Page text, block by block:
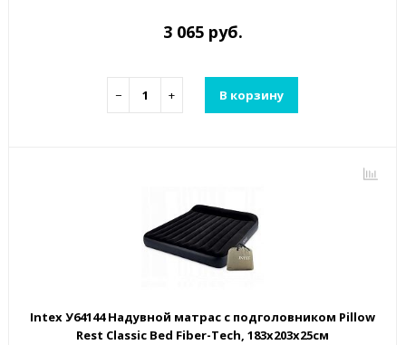
3 065 руб.
− + В корзину
Intex У64144 Надувной матрас с подголовником Pillow
Rest Classic Bed Fiber-Tech, 183х203х25см